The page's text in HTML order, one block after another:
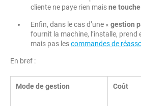
cliente ne paye rien maisne
Enfin, dans le cas d’une « gestion
fournit la machine, l’installe, prend
mais pas lescommandes de
En bref :
Mode de gestion Coût